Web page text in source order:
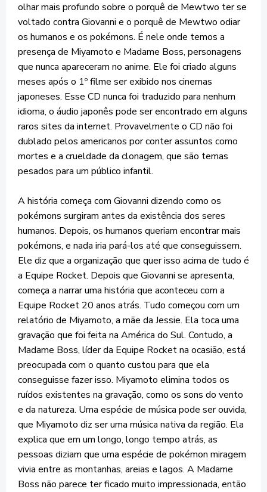
olhar mais profundo sobre o porquê de Mewtwo ter se
voltado contra Giovanni e o porquê de Mewtwo odiar
os humanos e os pokémons. É nele onde temos a
presença de Miyamoto e Madame Boss, personagens
que nunca apareceram no anime. Ele foi criado alguns
meses após o 1º filme ser exibido nos cinemas
japoneses. Esse CD nunca foi traduzido para nenhum
idioma, o áudio japonês pode ser encontrado em alguns
raros sites da internet. Provavelmente o CD não foi
dublado pelos americanos por conter assuntos como
mortes e a crueldade da clonagem, que são temas
pesados para um público infantil.
A história começa com Giovanni dizendo como os
pokémons surgiram antes da existência dos seres
humanos. Depois, os humanos queriam encontrar mais
pokémons, e nada iria pará-los até que conseguissem.
Ele diz que a organização que quer isso acima de tudo é
a Equipe Rocket. Depois que Giovanni se apresenta,
começa a narrar uma história que aconteceu com a
Equipe Rocket 20 anos atrás. Tudo começou com um
relatório de Miyamoto, a mãe da Jessie. Ela toca uma
gravação que foi feita na América do Sul. Contudo, a
Madame Boss, líder da Equipe Rocket na ocasião, está
preocupada com o quanto custou para que ela
conseguisse fazer isso. Miyamoto elimina todos os
ruídos existentes na gravação, como os sons do vento
e da natureza. Uma espécie de música pode ser ouvida,
que Miyamoto diz ser uma música nativa da região. Ela
explica que em um longo, longo tempo atrás, as
pessoas diziam que uma espécie de pokémon miragem
vivia entre as montanhas, areias e lagos. A Madame
Boss não parece ter ficado muito impressionada, então